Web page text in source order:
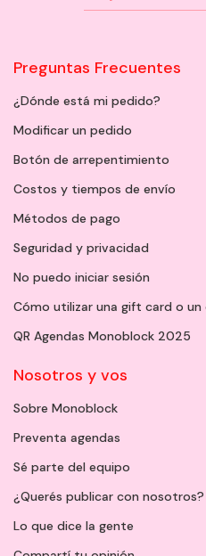
Preguntas Frecuentes
¿Dónde está mi pedido?
Modificar un pedido
Botón de arrepentimiento
Costos y tiempos de envío
Métodos de pago
Seguridad y privacidad
No puedo iniciar sesión
Cómo utilizar una gift card o
QR Agendas Monoblock 2025
Nosotros y vos
Sobre Monoblock
Preventa agendas
Sé parte del equipo
¿Querés publicar con nosotros?
Lo que dice la gente